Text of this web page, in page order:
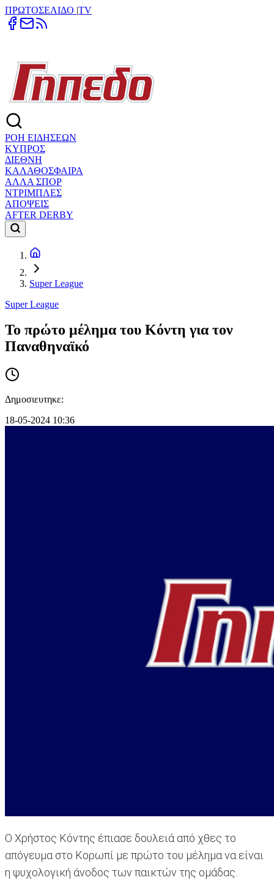
ΠΡΩΤΟΣΕΛΙΔΟ |TV
ΡΟΗ ΕΙΔΗΣΕΩΝ
ΚΥΠΡΟΣ
ΔΙΕΘΝΗ
ΚΑΛΑΘΟΣΦΑΙΡΑ
ΑΛΛΑ ΣΠΟΡ
ΝΤΡΙΜΠΛΕΣ
ΑΠΟΨΕΙΣ
AFTER DERBY
Super League
Super League
Το πρώτο μέλημα του Κόντη για τον
Παναθηναϊκό
Δημοσιευτηκε:
18-05-2024 10:36
Ο Χρήστος Κόντης έπιασε δουλειά από χθες το
απόγευμα στο Κορωπί με πρώτο του μέλημα να είναι
η ψυχολογική άνοδος των παικτών της ομάδας.